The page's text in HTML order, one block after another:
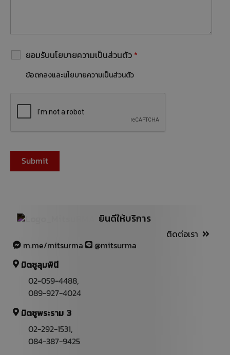
ยอมรับนโยบายความเป็นส่วนตัว *
ข้อตกลงและนโยบายความเป็นส่วนตัว
ยินดีให้บริการ
ติดต่อเรา
m.me/mitsurma
@mitsurma
มิตซูลุมพินี
02-059-4488,
089-927-4024
มิตซูพระราม 3
02-292-1531,
084-387-9425